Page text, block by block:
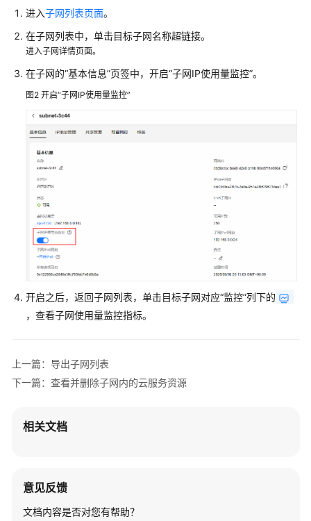
网
连
接
方
虚
拟
网
虚
私
有
建
新
网
子
进入子网列表页面。
在子网列表中，单击目标子网名称超链接。
进入子网详情页面。
在子网的“基本信息”页签中，开启“子网IP使用量监控”。
图2 开启“子网IP使用量监控”
开启之后，返回子网列表，单击目标子网对应“监控”列下的
，查看子网使用量监控指标。
上一篇：导出子网列表
下一篇：查看并删除子网内的云服务资源
相关文档
意见反馈
文档内容是否对您有帮助？